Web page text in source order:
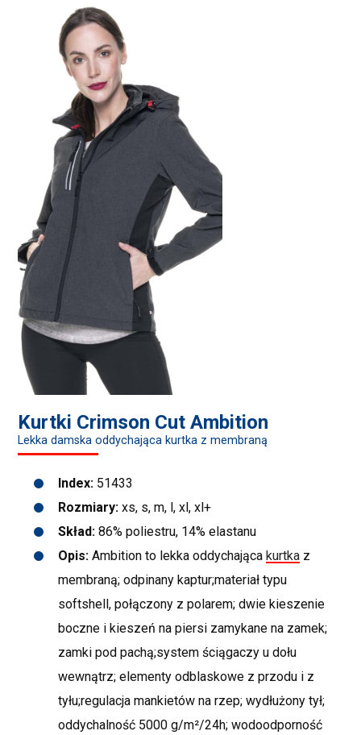
Kurtki Crimson Cut Ambition
Lekka damska oddychająca kurtka z membraną
Index: 51433
Rozmiary: xs, s, m, l, xl, xl+
Skład: 86% poliestru, 14% elastanu
Opis:Ambition to lekka oddychającakurtka z
membraną; odpinany kaptur;materiał typu
softshell, połączony z polarem; dwie kieszenie
boczne i kieszeń na piersi zamykane na zamek;
zamki pod pachą;system ściągaczy u dołu
wewnątrz; elementy odblaskowe z przodu i z
tyłu;regulacja mankietów na rzep; wydłużony tył;
oddychalność 5000 g/m²/24h; wodoodporność